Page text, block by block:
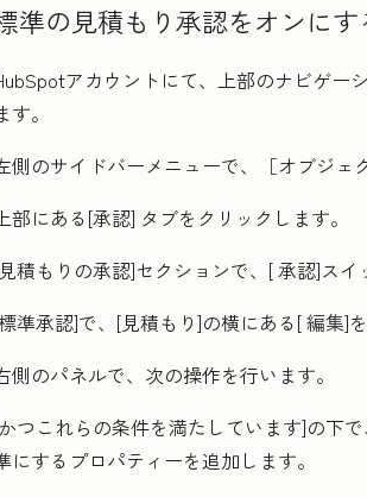
準の見積もり承認をオンにす
アカウントにて、上部のナビゲー
す。
側のサイドバーメニューで、［オブジェ
部にある[承認] タブをクリックします。
積もりの承認]セクションで、[承認]スイ
準承認]で、[見積もり]の横にある[編集]
側のパネルで、次の操作を行います。
つこれらの条件を満たしています]の下
にするプロパティーを追加します。